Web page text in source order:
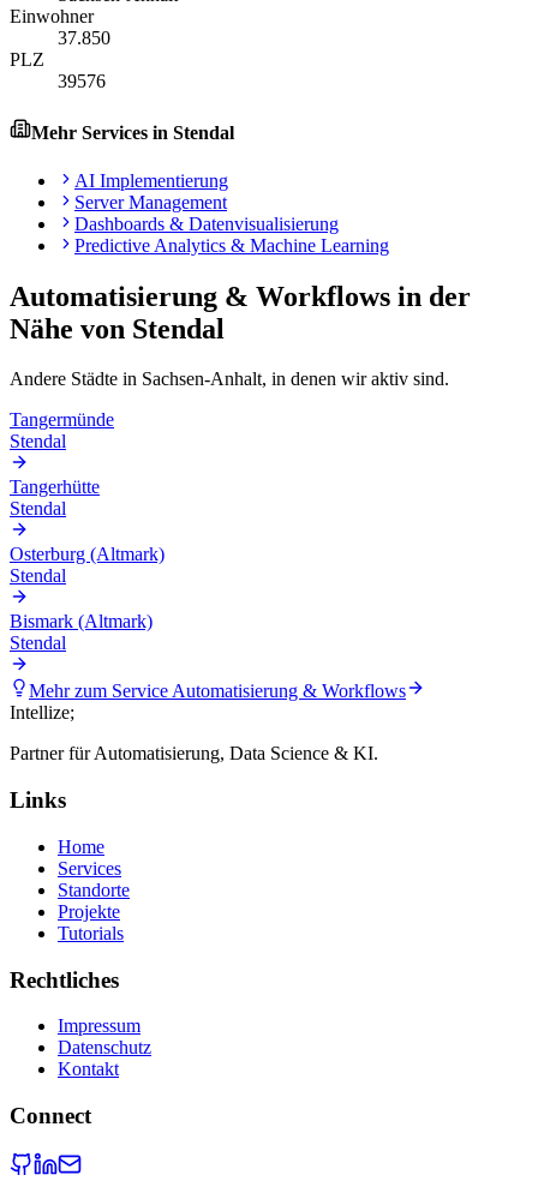
Einwohner
37.850
PLZ
39576
Mehr Services in Stendal
AI Implementierung
Server Management
Dashboards & Datenvisualisierung
Predictive Analytics & Machine Learning
Automatisierung & Workflows in der
Nähe von Stendal
Andere Städte in Sachsen-Anhalt, in denen wir aktiv sind.
Tangermünde
Stendal
Tangerhütte
Stendal
Osterburg (Altmark)
Stendal
Bismark (Altmark)
Stendal
Mehr zum ServiceAutomatisierung & Workflows
Intellize;
Partner für Automatisierung, Data Science & KI.
Links
Home
Services
Standorte
Projekte
Tutorials
Rechtliches
Impressum
Datenschutz
Kontakt
Connect